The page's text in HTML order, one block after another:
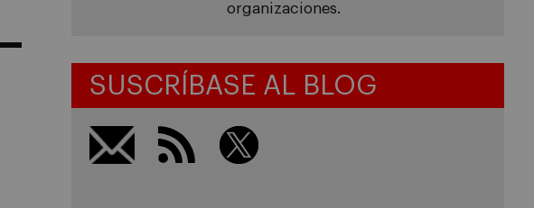
organizaciones.
SUSCRÍBASE AL BLOG